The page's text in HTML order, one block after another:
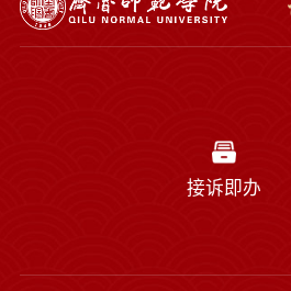
接诉即办